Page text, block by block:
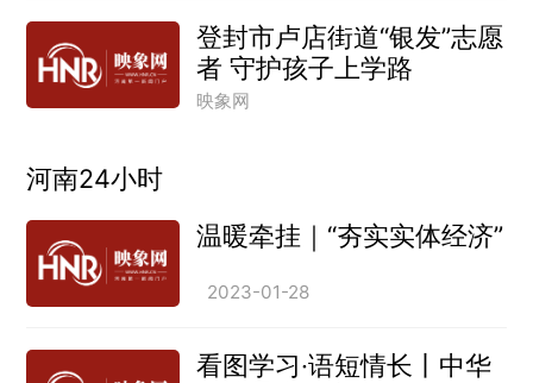
登封市卢店街道“银发”志愿
者 守护孩子上学路
映象网
河南24小时
温暖牵挂｜“夯实实体经济”
2023-01-28
看图学习·语短情长丨中华